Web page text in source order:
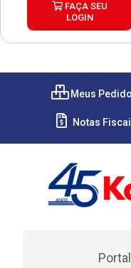
FAÇA SEU
LOGIN
Meus
Notas